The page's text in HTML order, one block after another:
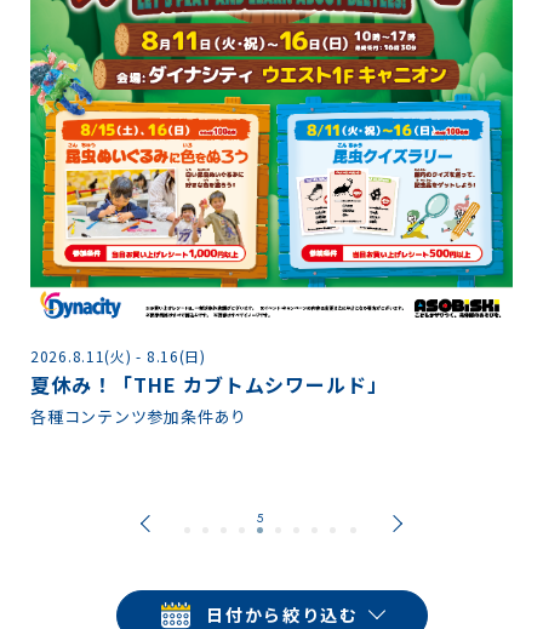
2026.8.11(火) - 8.16(日)
夏休み！「THE カブトムシワールド」
各種コンテンツ参加条件あり
日付から絞り込む